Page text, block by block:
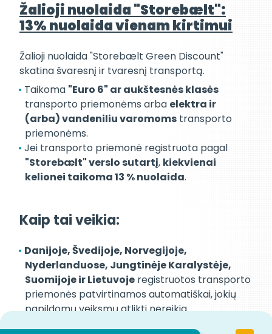
Žalioji nuolaida "Storebælt":
13% nuolaida vienam kirtimui
Žalioji nuolaida "Storebælt Green Discount"
skatina švaresnį ir tvaresnį transportą.
Taikoma "Euro 6" ar aukštesnės klasės
transporto priemonėms arba elektra ir
(arba) vandeniliu varomoms transporto
priemonėms.
Jei transporto priemonė registruota pagal
"Storebælt" verslo sutartį, kiekvienai
kelionei taikoma 13 % nuolaida.
Kaip tai veikia:
Danijoje, Švedijoje, Norvegijoje,
Nyderlanduose, Jungtinėje Karalystėje,
Suomijoje ir Lietuvoje registruotos transporto
priemonės patvirtinamos automatiškai, jokių
papildomų veiksmų atlikti nereikia.